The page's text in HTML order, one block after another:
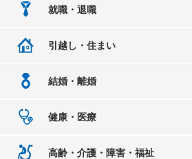
就職・退職
引越し・住まい
結婚・離婚
健康・医療
高齢・介護・障害・福祉